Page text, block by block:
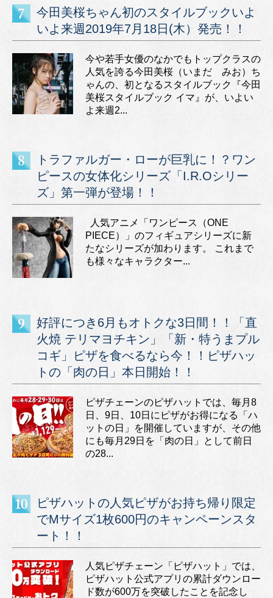
今田美桜ちゃん初のスタイルブックいよ
いよ来週2019年7月18日(木）発売！！
今や若手女優のなかでもトップクラスの
人気を誇る今田美桜（いまだ みお）ち
ゃんの、初となるスタイルブック『今田
美桜スタイルブック イマ』が、いよい
よ来週2...
トラファルガー・ローが巨乳に！？ワン
ピースの女体化シリーズ「I.R.Oシリー
ズ」第一弾が登場！！
人気アニメ「ワンピース（ONE
PIECE）」のフィギュアシリーズに新
たなシリーズが加わります。 これまで
も様々なキャラクター...
好評につき6月もオトクな3日間！！「直
火焼 テリマヨチキン」「新・特うまプル
コギ」ピザを食べるなら今！！ピザハッ
トの「肉の日」本日開始！！
ピザチェーンのピザハットでは、毎月8
日、9日、10日にピザがお得になる「ハ
ットの日」を開催していますが、その他
にも毎月29日を「肉の日」として前日
の28...
ピザハットの人気ピザがお持ち帰り限定
でMサイズ1枚600円のキャンペーンスタ
ート！！
人気ピザチェーン「ピザハット」では、
ピザハット公式アプリの累計ダウンロー
ド数が600万を突破したことを記念し